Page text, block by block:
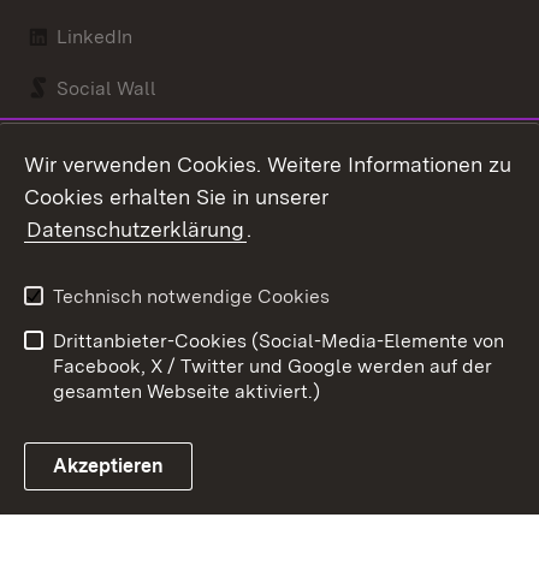
LinkedIn
Social Wall
Link zum Landesportal
Kontakt
Barrierefreiheit
Impressum
Cookies
Wir verwenden Cookies. Weitere Informationen zu
Cookies erhalten Sie in unserer
Datenschutzerklärung.
Technisch notwendige Cookies
Drittanbieter-Cookies (Social-Media-Elemente von
Facebook, X / Twitter und Google werden auf der
gesamten Webseite aktiviert.)
Akzeptieren